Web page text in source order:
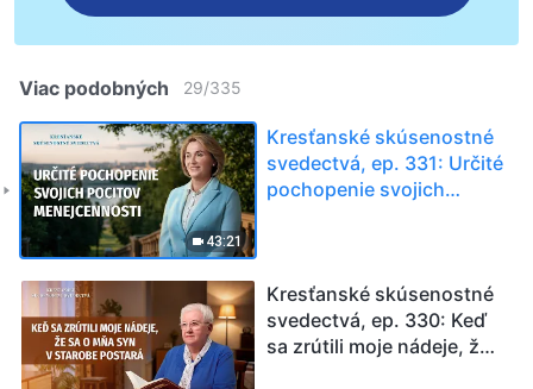
Viac podobných 29/335
43:21
Kresťanské skúsenostné
svedectvá, ep. 331: Určité
pochopenie svojich
Kresťanské skúsenostné
svedectvá, ep. 330: Keď
sa zrútili moje nádeje, že